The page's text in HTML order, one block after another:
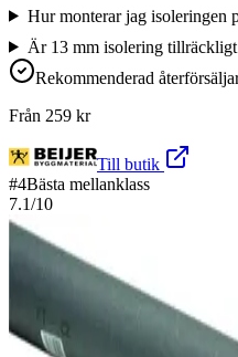
Hur monterar jag isoleringen
Är 13 mm isolering
Rekommenderad
Från 259 kr
Till butik
#4Bästa mellanklass
7.1/10